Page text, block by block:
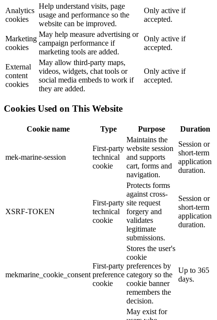
Analytics
cookies
Help understand visits, page
usage and performance so the
website can be improved.
Only active if
accepted.
Marketing
cookies
May help measure advertising or
campaign performance if
marketing tools are added.
Only active if
accepted.
External
content
cookies
May allow third-party maps,
videos, widgets, chat tools or
social media embeds to work if
they are added.
Only active if
accepted.
Cookies Used on This Website
Cookie name Type Purpose Duration
mek-marine-session
First-party
technical
cookie
Maintains the
website session
and supports
cart, forms and
navigation.
Session or
short-term
application
duration.
XSRF-TOKEN
First-party
technical
cookie
Protects forms
against cross-
site request
forgery and
validates
legitimate
submissions.
Session or
short-term
application
duration.
mekmarine_cookie_consent
First-party
preference
cookie
Stores the user's
cookie
preferences by
category so the
cookie banner
remembers the
decision.
Up to 365
days.
May exist for